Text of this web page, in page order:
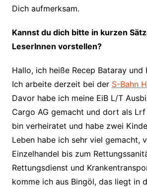
Dich aufmerksam.
Kannst du dich bitte in kurzen
LeserInnen vorstellen?
Hallo, ich heiße Recep Bataray
Ich arbeite derzeit bei der S-Bahn
Davor habe ich meine EiB L/T
Cargo AG gemacht und dort als
bin verheiratet und habe zwei
Leben habe ich sehr viel gemacht,
Einzelhandel bis zum
Rettungsdienst und
komme ich aus Bingöl, das liegt in